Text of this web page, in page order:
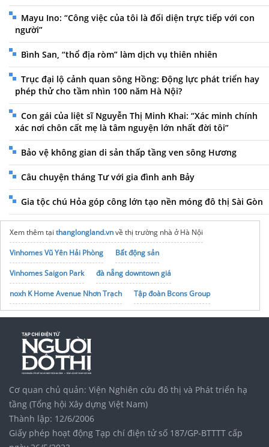
Mayu Ino: “Công việc của tôi là đối diện trực tiếp với con
người”
Bình San, “thổ địa ròm” làm dịch vụ thiên nhiên
Trục đại lộ cảnh quan sông Hồng: Động lực phát triển hay
phép thử cho tầm nhìn 100 năm Hà Nội?
Con gái của liệt sĩ Nguyễn Thị Minh Khai: “Xác minh chính
xác nơi chôn cất mẹ là tâm nguyện lớn nhất đời tôi”
Bảo vệ không gian di sản thấp tầng ven sông Hương
Câu chuyện tháng Tư với gia đình anh Bảy
Gia tộc chú Hỏa góp công lớn tạo nền móng đô thị Sài Gòn
Xem thêm tại thanglongland.vnvề thị trường nhà ở Hà Nội
Vinhomes Vũ Yên Hải Phòng
Bất động sản
Vinhomes Saigon Park
đà nẵng downtown giá
noxh K Home Avenue Nhơn Trạch
Tập đoàn Bcons Group
Cơ quan chủ quản: Viện Nghiên cứu đô thị và Phát triển hạ
tầng (Tổng hội Xây dựng Việt Nam)
Thành lập: 12/6/2006
Giấy phép hoạt động Tạp chí điện tử số 187/GP-BTTTT cấp